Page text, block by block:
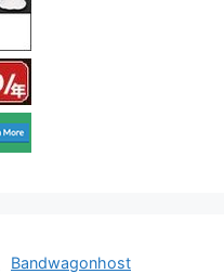
Bandwagonhost